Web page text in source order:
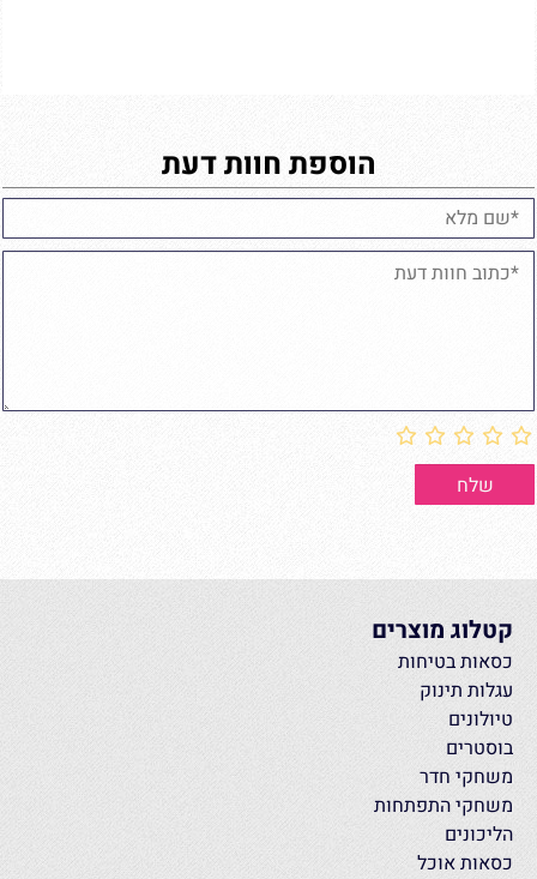
הוספת חוות דעת
קטלוג מוצרים
כסאות בטיחות
עגלות תינוק
טיולונים
בוסטרים
משחקי חדר
משחקי התפתחות
הליכונים
כסאות אוכל